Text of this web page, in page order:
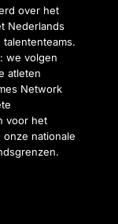
over het
Nederlands
we volgen
atleten
Network
voor het
nationale